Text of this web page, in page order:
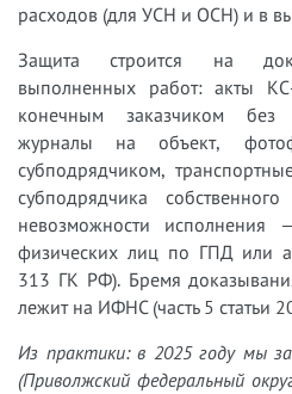
расходов (для УСН и ОСН) и в
Защита строится на
выполненных работ: акты
конечным заказчиком без
журналы на объект,
субподрядчиком,
субподрядчика
невозможности исполнения
физических лиц по ГПД или
313 ГК РФ). Бремя
лежит на ИФНС (часть 5 статьи
Из практики: в 2025 году мы
(Приволжский федеральный